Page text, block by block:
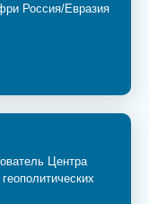
Россия/Евразия
Центра